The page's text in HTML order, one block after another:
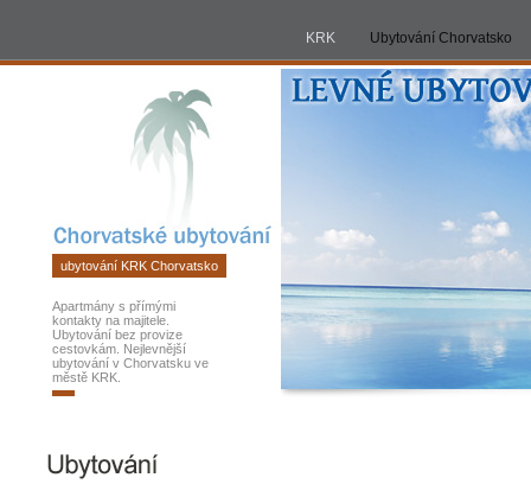
2026
KRK Ubytování Chorvatsko
ubytování KRK Chorvatsko
Apartmány s přímými
kontakty na majitele.
Ubytování bez provize
cestovkám. Nejlevnější
ubytování v Chorvatsku ve
městě KRK.